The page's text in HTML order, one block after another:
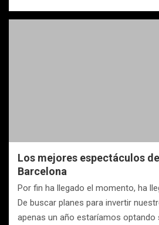
Los mejores espectáculos
Barcelona
Por fin ha llegado el momento, ha
De buscar planes para invertir
apenas un año estaríamos optando